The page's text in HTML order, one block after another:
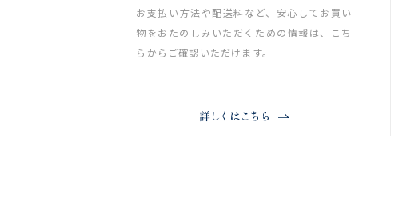
お支払い方法や配送料など、安心してお買い
物をおたのしみいただくための情報は、こち
らからご確認いただけます。
詳しくはこちら